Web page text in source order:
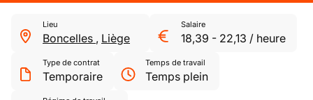
Lieu
Boncelles , Liège
Salaire
18,39 - 22,13 / heure
Type de contrat
Temporaire
Temps de travail
Temps plein